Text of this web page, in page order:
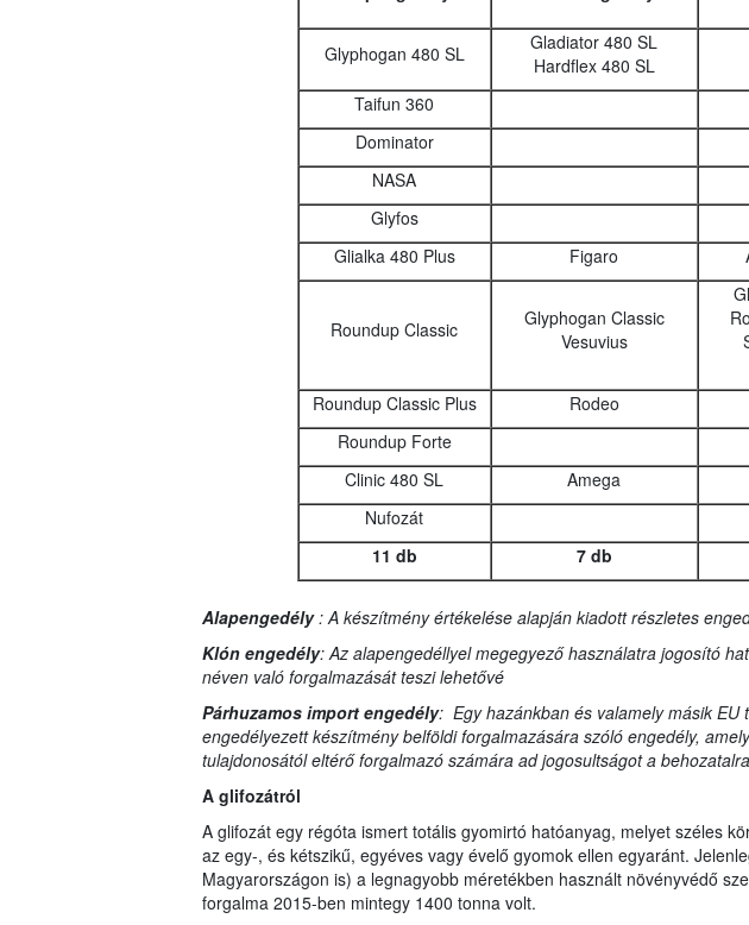
Glyphogan 480 SL
Gladiator 480 SL
Hardflex 480 SL
Taifun 360
Dominator
NASA
Glyfos
Glialka 480 Plus
Figaro
Roundup Classic
Glyphogan Classic
Vesuvius
Roundup Classic Plus
Rodeo
Roundup Forte
Clinic 480 SL
Amega
Nufozát
11 db
7 db
Alapengedély: A készítmény értékelése alapján kiadott részletes
Klón engedély: Az alapengedéllyel megegyező használatra jogosító
néven való forgalmazását teszi lehetővé
Párhuzamos import engedély: Egy hazánkban és valamely másik EU
engedélyezett készítmény belföldi forgalmazására szóló engedély,
tulajdonosától eltérő forgalmazó számára ad jogosultságot a
A glifozátról
A glifozát egy régóta ismert totális gyomirtó hatóanyag, melyet széles
az egy-, és kétszikű, egyéves vagy évelő gyomok ellen egyaránt.
Magyarországon is) a legnagyobb méretékben használt növényvédő
forgalma 2015-ben mintegy 1400 tonna volt.